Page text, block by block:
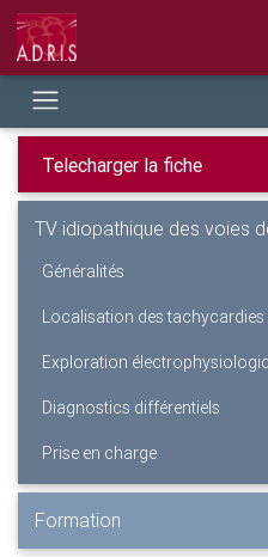
TV idiopathique des voies
Généralités
Localisation des
Exploration
Diagnostics différentiels
Prise en charge
Formation